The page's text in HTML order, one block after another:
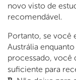
novo visto de
recomendável.
Portanto, se você
Austrália
processado, você
suficiente para